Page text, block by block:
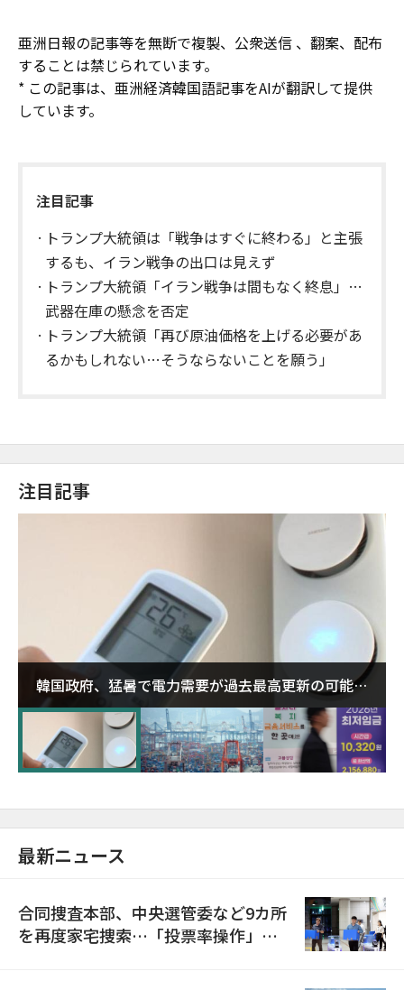
亜洲日報の記事等を無断で複製、公衆送信 、翻案、配布
することは禁じられています。
* この記事は、亜洲経済韓国語記事をAIが翻訳して提供
しています。
注目記事
トランプ大統領は「戦争はすぐに終わる」と主張
するも、イラン戦争の出口は見えず
トランプ大統領「イラン戦争は間もなく終息」…
武器在庫の懸念を否定
トランプ大統領「再び原油価格を上げる必要があ
るかもしれない…そうならないことを願う」
注目記事
韓国政府、猛暑で電力需要が過去最高更新の可能性
に需給対応体制を点検
最新ニュース
合同捜査本部、中央選管委など9カ所
を再度家宅捜索…「投票率操作」の